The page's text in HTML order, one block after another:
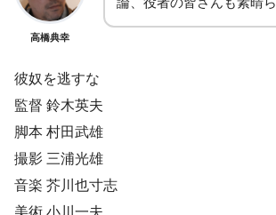
高橋典幸
彼奴を逃すな
監督 鈴木英夫
脚本 村田武雄
撮影 三浦光雄
音楽 芥川也寸志